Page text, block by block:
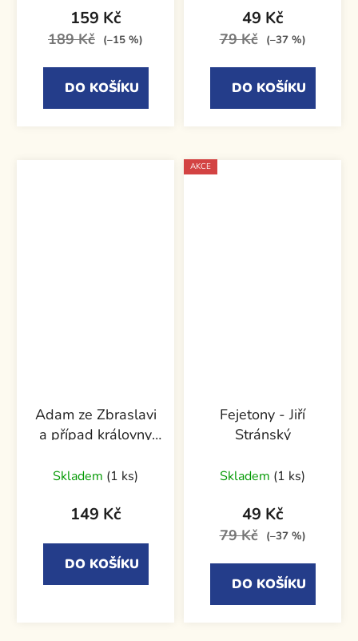
159 Kč
189 Kč (–15 %)
DO KOŠÍKU
49 Kč
79 Kč (–37 %)
DO KOŠÍKU
Adam ze Zbraslavi
a případ královny
Skladem (1 ks)
149 Kč
DO KOŠÍKU
AKCE
Fejetony - Jiří
Stránský
Skladem (1 ks)
49 Kč
79 Kč (–37 %)
DO KOŠÍKU